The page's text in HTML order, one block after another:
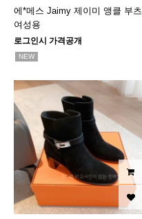
에*메스 Jaimy 제이미 앵클 부츠
여성용
로그인시 가격공개
NEW